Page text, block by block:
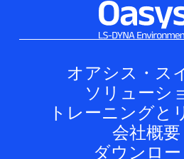
オアシス・ス
オアシス・シ
オアシス・プラ
オアシス
ソリューシ
自動車
電気自動車
トレーニングと
トレーニングコ
会社概要
会社概要
ダウンロー